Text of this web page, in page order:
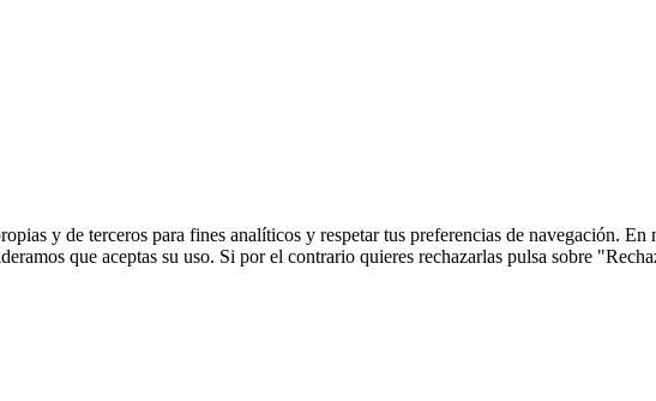
y de terceros para fines analíticos y respetar tus preferencias de navegación. En
que aceptas su uso. Si por el contrario quieres rechazarlas pulsa sobre